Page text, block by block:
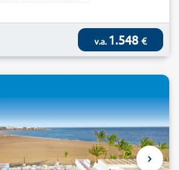
v.a.1.548 €